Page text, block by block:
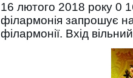
16 лютого 2018 року 0
філармонія запрошує
філармонії. Вхід